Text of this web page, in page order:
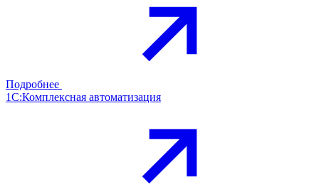
Подробнее
1С:Комплексная автоматизация